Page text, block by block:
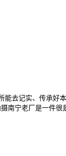
去记实、传承好
南宁老厂是一件很